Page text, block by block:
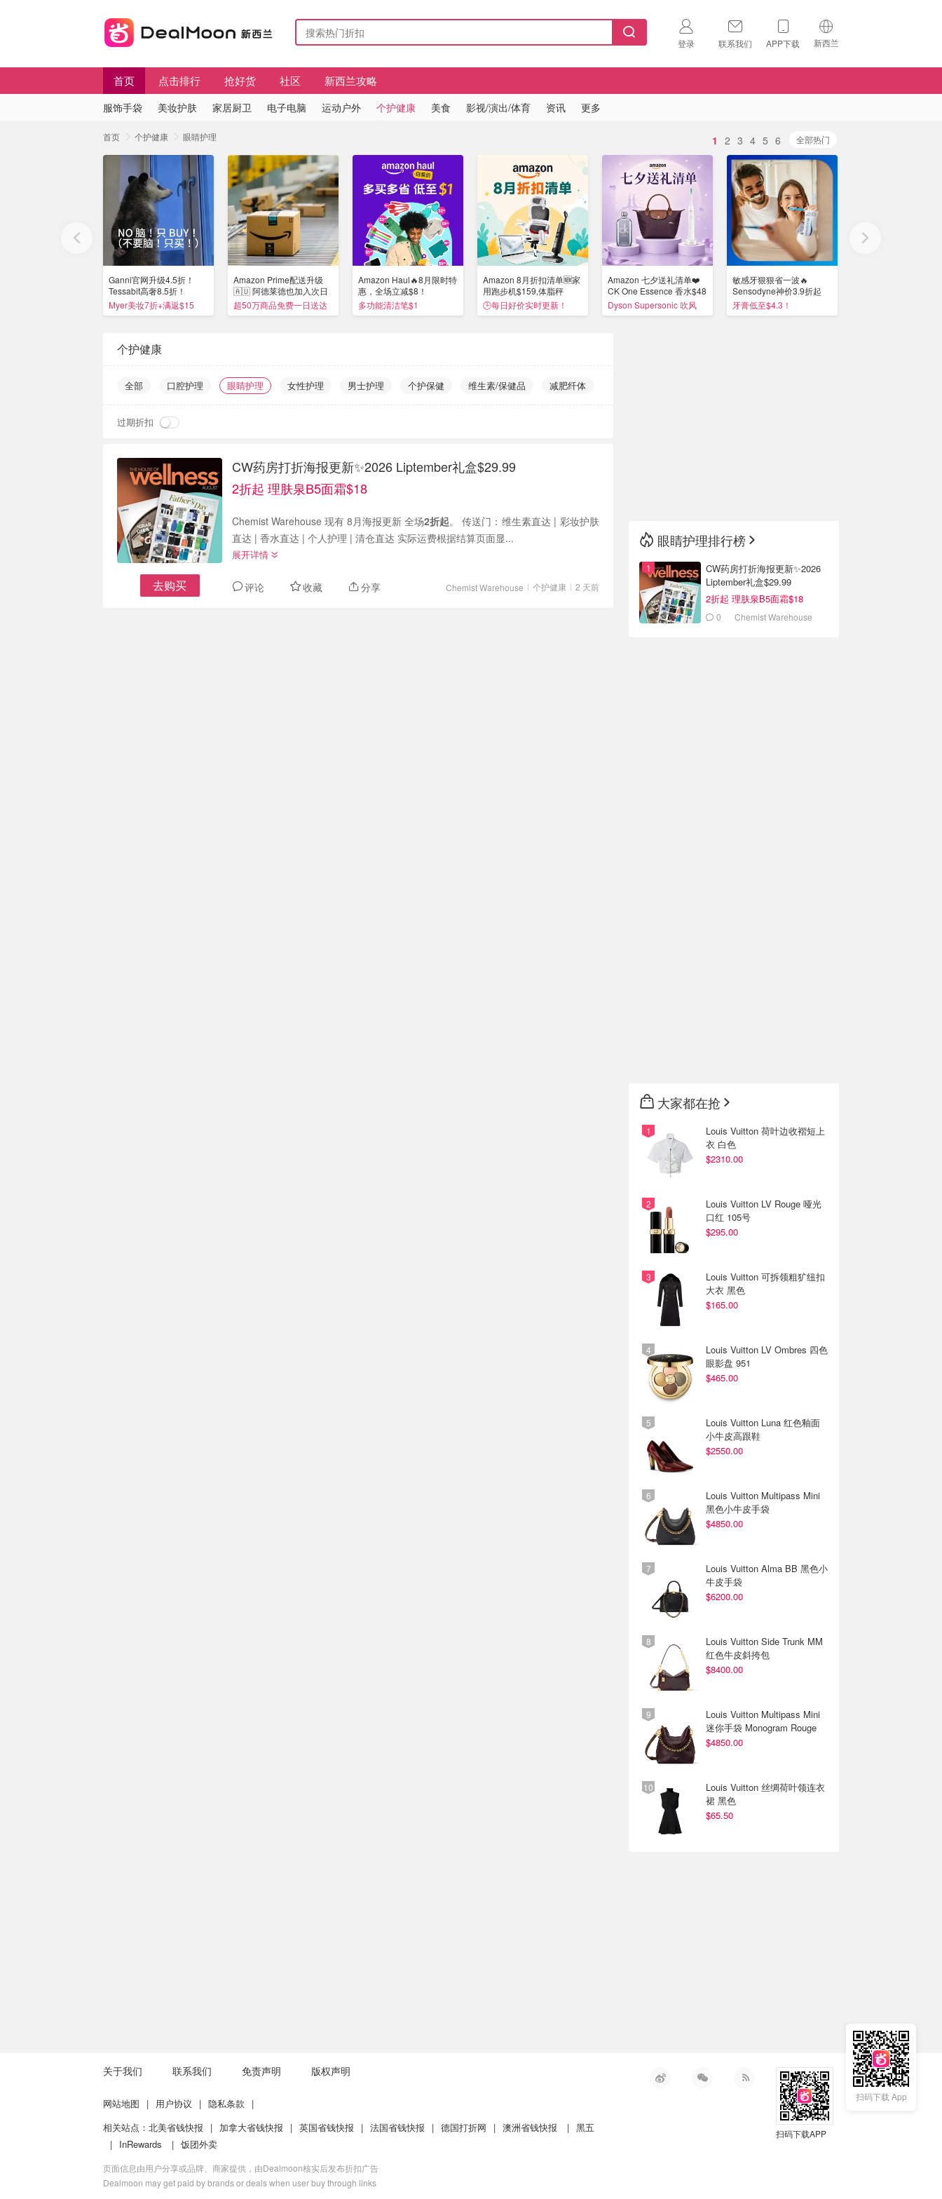
登录 联系我们 APP下载
扫码下载 App
Download on the
App Store
Download the
Android App
新西兰
🇺🇸
🇨🇦加拿大
🇬🇧英国
🇩🇪德国
🇫🇷法国
🇮🇹意大利
🇦🇺澳洲
🇳🇿新西兰
首页 点击排行 抢好货 社区 新西兰攻略
服饰手袋 美妆护肤 家居厨卫 电子电脑 运动户外 个护健康 美食 影视/演出/体育 资讯 更多
首页 个护健康 眼睛护理
Ganni官网升级4.5折！
Tessabit高奢8.5折！
Stylevana韩妆4折
Myer美妆7折+满返$15
Amazon Prime配送升级
🇦🇺 阿德莱德也加入次日
达！
超50万商品免费一日送达
📦
Amazon Haul🔥8月限时特
惠，全场立减$8！
多功能清洁笔$1
Amazon 8月折扣清单🆕家
用跑步机$159,体脂秤
$169
🕒每日好价实时更新！
Amazon 七夕送礼清单❤️
CK One Essence 香水$48
Dyson Supersonic 吹风
$548
敏感牙狠狠省一波🔥
Sensodyne神价3.9折起
牙膏低至$4.3！
1 2 3 4 5 6 全部热门
个护健康
全部 口腔护理 眼睛护理 女性护理 男士护理 个护保健 维生素/保健品 减肥纤体
过期折扣
去购买
CW药房打折海报更新✨2026 Liptember礼盒$29.99
2折起 理肤泉B5面霜$18
Chemist Warehouse 现有 8月海报更新 全场2折起。 传送门：维生素直达 | 彩妆护肤
直达 | 香水直达 | 个人护理 | 清仓直达 实际运费根据结算页面显...
展开详情
评论 收藏 分享 Chemist Warehouse 个护健康 2 天前
眼睛护理排行榜
CW药房打折海报更新✨2026
Liptember礼盒$29.99
2折起 理肤泉B5面霜$18
0 Chemist Warehouse
大家都在抢
Louis Vuitton 荷叶边收褶短上
衣 白色
$2310.00
Louis Vuitton LV Rouge 哑光
口红 105号
$295.00
Louis Vuitton 可拆领粗犷纽扣
大衣 黑色
$165.00
Louis Vuitton LV Ombres 四色
眼影盘 951
$465.00
Louis Vuitton Luna 红色釉面
小牛皮高跟鞋
$2550.00
Louis Vuitton Multipass Mini
黑色小牛皮手袋
$4850.00
Louis Vuitton Alma BB 黑色小
牛皮手袋
$6200.00
Louis Vuitton Side Trunk MM
红色牛皮斜挎包
$8400.00
Louis Vuitton Multipass Mini
迷你手袋 Monogram Rouge
$4850.00
Louis Vuitton 丝绸荷叶领连衣
裙 黑色
$65.50
扫码下载 App
扫码下载APP
关于我们 联系我们 免责声明 版权声明
网站地图 | 用户协议 | 隐私条款
|
相关站点： 北美省钱快报 | 加拿大省钱快报 | 英国省钱快报 | 法国省钱快报 | 德国打折网 | 澳洲省钱快报 | 黑五
| InRewards | 饭团外卖
页面信息由用户分享或品牌、商家提供，由Dealmoon核实后发布折扣广告
Dealmoon may get paid by brands or deals when user buy through links